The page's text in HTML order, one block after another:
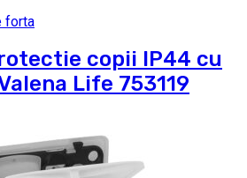
forta
copii IP44 cu
Life 753119